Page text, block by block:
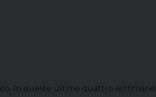
In queste ultime quattro